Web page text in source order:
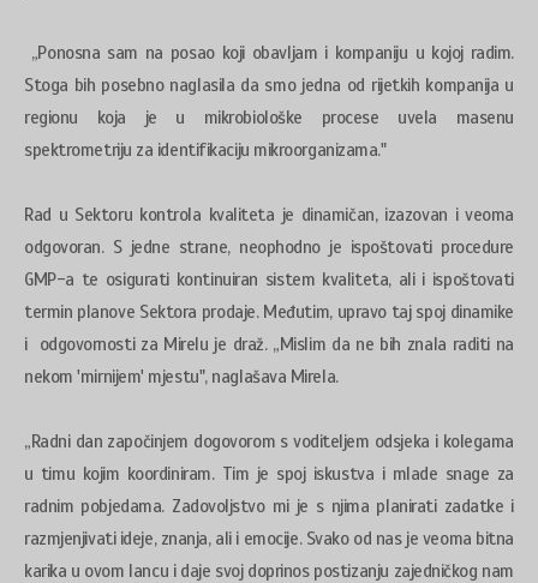
„Ponosna sam na posao koji obavljam i kompaniju u kojoj radim.
Stoga bih posebno naglasila da smo jedna od rijetkih kompanija u
regionu koja je u mikrobiološke procese uvela masenu
spektrometriju za identifikaciju mikroorganizama."
Rad u Sektoru kontrola kvaliteta je dinamičan, izazovan i veoma
odgovoran. S jedne strane, neophodno je ispoštovati procedure
GMP-a te osigurati kontinuiran sistem kvaliteta, ali i ispoštovati
termin planove Sektora prodaje. Međutim, upravo taj spoj dinamike
i odgovornosti za Mirelu je draž. „Mislim da ne bih znala raditi na
nekom 'mirnijem' mjestu", naglašava Mirela.
„Radni dan započinjem dogovorom s voditeljem odsjeka i kolegama
u timu kojim koordiniram. Tim je spoj iskustva i mlade snage za
radnim pobjedama. Zadovoljstvo mi je s njima planirati zadatke i
razmjenjivati ideje, znanja, ali i emocije. Svako od nas je veoma bitna
karika u ovom lancu i daje svoj doprinos postizanju zajedničkog nam